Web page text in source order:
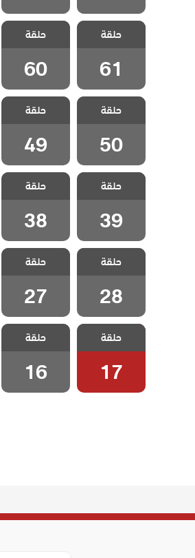
مسلسل مطلوب
حب عاجل مدبلج
الحلقة 61
حلقة
61
مسلسل مطلوب
حب عاجل مدبلج
الحلقة 60
حلقة
60
مسلسل مطلوب
حب عاجل مدبلج
الحلقة 50
حلقة
50
مسلسل مطلوب
حب عاجل مدبلج
الحلقة 49
حلقة
49
مسلسل مطلوب
حب عاجل مدبلج
الحلقة 39
حلقة
39
مسلسل مطلوب
حب عاجل مدبلج
الحلقة 38
حلقة
38
مسلسل مطلوب
حب عاجل مدبلج
الحلقة 28
حلقة
28
مسلسل مطلوب
حب عاجل مدبلج
الحلقة 27
حلقة
27
مسلسل مطلوب
حب عاجل مدبلج
الحلقة 17
حلقة
17
مسلسل مطلوب
حب عاجل مدبلج
الحلقة 16
حلقة
16